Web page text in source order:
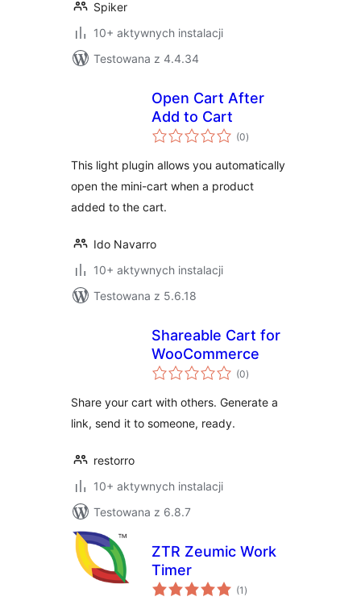
Spiker
10+ aktywnych instalacji
Testowana z 4.4.34
Open Cart After
Add to Cart
(0wszystkich
ocen
)
This light plugin allows you automatically
open the mini-cart when a product
added to the cart.
Ido Navarro
10+ aktywnych instalacji
Testowana z 5.6.18
Shareable Cart for
WooCommerce
(0wszystkich
ocen
)
Share your cart with others. Generate a
link, send it to someone, ready.
restorro
10+ aktywnych instalacji
Testowana z 6.8.7
ZTR Zeumic Work
Timer
(1 wszystkich
ocen
)